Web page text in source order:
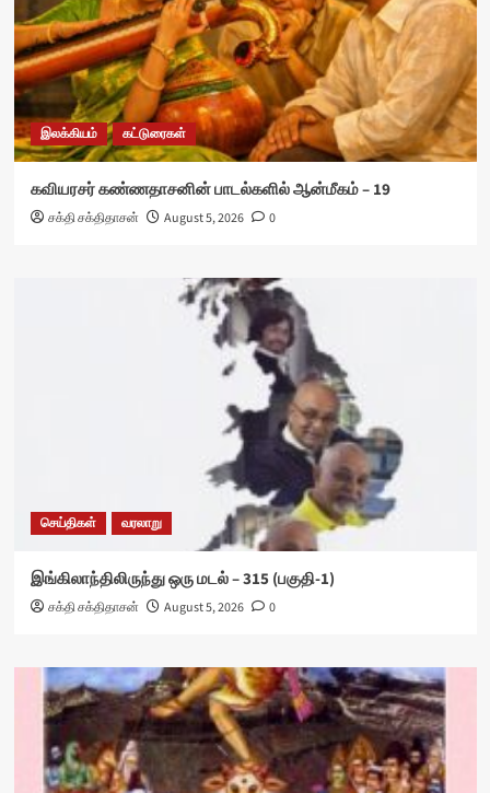
இலக்கியம் கட்டுரைகள்
கவியரசர் கண்ணதாசனின் பாடல்களில் ஆன்மீகம் – 19
சக்தி சக்திதாசன் August 5, 2026 0
செய்திகள் வரலாறு
இங்கிலாந்திலிருந்து ஒரு மடல் – 315 (பகுதி-1)
சக்தி சக்திதாசன் August 5, 2026 0